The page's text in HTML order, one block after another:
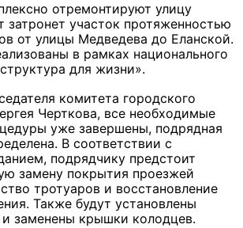
отремонтируют улицу
затронет участок протяженностью
от улицы Медведева до Еланской.
в рамках национального
для жизни».
комитета городского
Черткова, все необходимые
уже завершены, подрядная
В соответствии с
подрядчику предстоит
замену покрытия проезжей
тротуаров и восстановление
Также будут установлены
заменены крышки колодцев.